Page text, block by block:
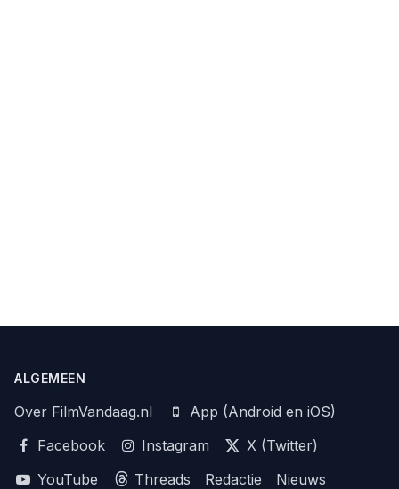
ALGEMEEN
Over FilmVandaag.nl
App (Android en iOS)
Facebook
Instagram
X (Twitter)
YouTube
Threads Redactie
Nieuws